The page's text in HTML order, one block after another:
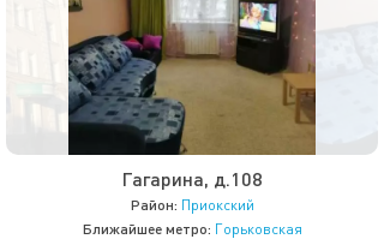
Гагарина, д.108
Район: Приокский
Ближайшее метро: Горьковская